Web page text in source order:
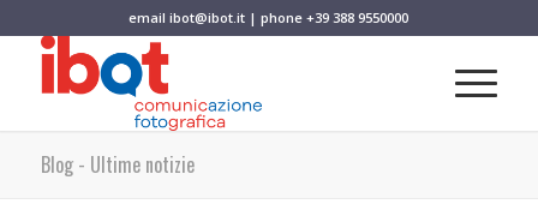
emailibot@ibot.it | phone+39 388 9550000
Blog - Ultime notizie